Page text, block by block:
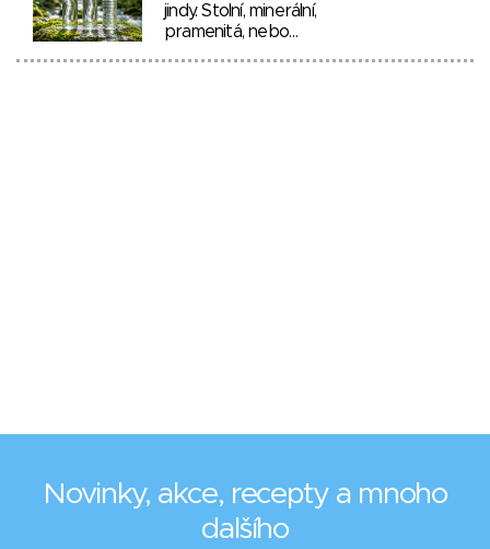
jindy. Stolní, minerální,
pramenitá, nebo…
Novinky, akce, recepty a mnoho
dalšího